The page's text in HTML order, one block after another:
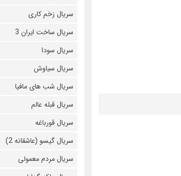
سریال زخم کاری
سریال ساخت ایران 3
سریال سودا
سریال سیاوش
سریال شب های مافیا
سریال قبله عالم
سریال قورباغه
سریال گیسو (عاشقانه 2)
سریال مردم معمولی